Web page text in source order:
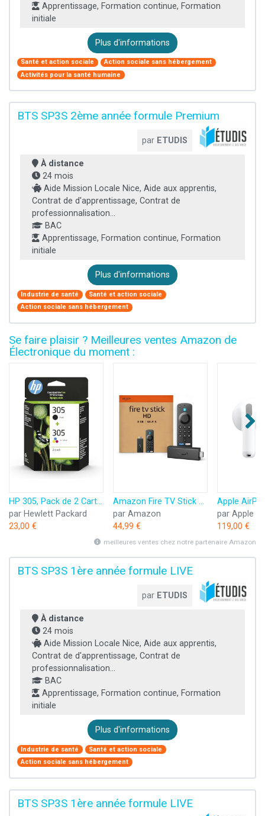
Apprentissage, Formation continue, Formation
initiale
Plus d'informations
Santé et action sociale
Action sociale sans hébergement
Activités pour la santé humaine
BTS SP3S 2ème année formule Premium
par ETUDIS
À distance
24 mois
Aide Mission Locale Nice, Aide aux apprentis,
Contrat de d'apprentissage, Contrat de
professionnalisation...
BAC
Apprentissage, Formation continue, Formation
initiale
Plus d'informations
Industrie de santé
Santé et action sociale
Action sociale sans hébergement
Se faire plaisir ? Meilleures ventes Amazon de
Électronique du moment :
HP 305, Pack de 2 Cartouches d’Encre Originales, 6ZD17AE, Noir, Cyan, Jaune, Magenta
par Hewlett Packard
23,00 €
Amazon Fire TV Stick HD (Nouvelle génération) | TV gratuite et en direct, télécommande vocale Alexa, contrôle de la maison connectée, streaming HD
par Amazon
44,99 €
par Apple
119,00 €
meilleures ventes chez notre partenaire Amazon
BTS SP3S 1ère année formule LIVE
par ETUDIS
À distance
24 mois
Aide Mission Locale Nice, Aide aux apprentis,
Contrat de d'apprentissage, Contrat de
professionnalisation...
BAC
Apprentissage, Formation continue, Formation
initiale
Plus d'informations
Industrie de santé
Santé et action sociale
Action sociale sans hébergement
BTS SP3S 1ère année formule LIVE